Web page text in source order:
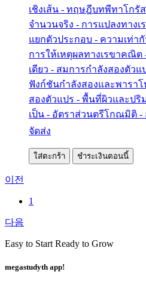
เชิงเส้น - ทฤษฎีบทพีทาโกรั
จำนวนจริง - การแปลงทาง
แยกตัวประกอบ - ความเท่า
การให้เหตุผลทางเรขาคณิต
เดียว - สมการกำลังสองตัว
ฟังก์ชันกำลังสองและพาราโ
สองตัวแปร - พื้นที่ผิวและปริ
เป็น - อัตราส่วนตรีโกณมิติ -
จัดส่ง
ใส่ตะกร้า ชำระเงินตอนนี้
이전
1
다음
Easy to Start Ready to Grow
megastudyth app!